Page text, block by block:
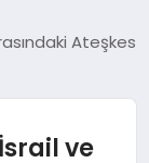
Ateşkes
ve